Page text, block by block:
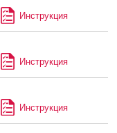
Инструкция
Инструкция
Инструкция